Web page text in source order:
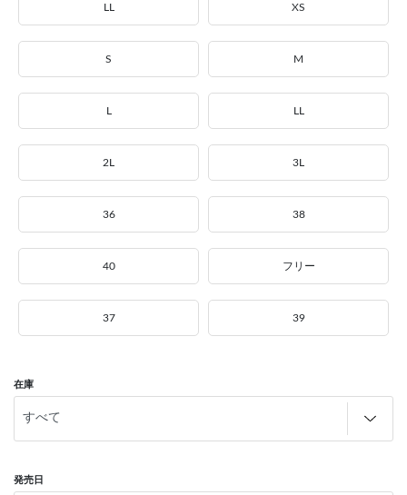
LL XS
S M
L LL
2L 3L
36 38
40 フリー
37 39
在庫
発売日